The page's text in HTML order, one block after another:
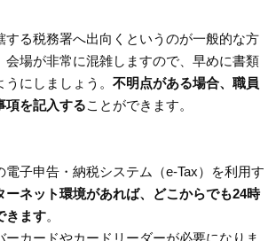
する税務署へ出向くというのが一般的な方
会場が非常に混雑しますので、早めに書類
にしましょう。 不明点がある場合、職員
項を記入することができます。
電子申告・納税システム（e-Tax）を利用す
ーネット環境があれば、どこからでも24時
きます。
ーカードやカードリーダーが必要になりま